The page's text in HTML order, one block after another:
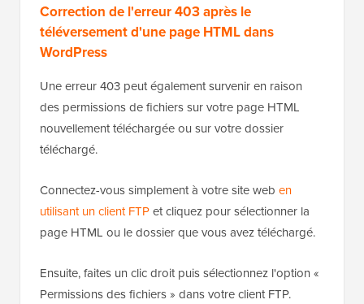
Correction de l'erreur 403 après le
téléversement d'une page HTML dans
WordPress
Une erreur 403 peut également survenir en raison
des permissions de fichiers sur votre page HTML
nouvellement téléchargée ou sur votre dossier
téléchargé.
Connectez-vous simplement à votre site web en
utilisant un client FTPet cliquez pour sélectionner la
page HTML ou le dossier que vous avez téléchargé.
Ensuite, faites un clic droit puis sélectionnez l'option «
Permissions des fichiers » dans votre client FTP.